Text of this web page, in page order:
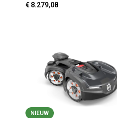
€ 8.279,08
NIEUW